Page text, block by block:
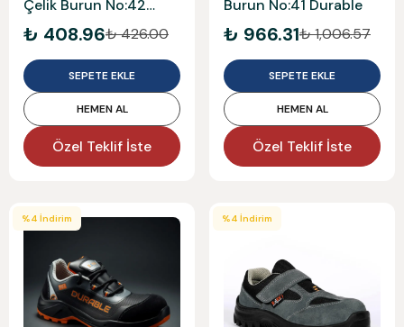
Çelik Burun No:42
1453
₺ 408.96₺ 426.00
SEPETE EKLE
HEMEN AL
Özel Teklif İste
Burun No:41 Durable
₺ 966.31₺ 1,006.57
SEPETE EKLE
HEMEN AL
Özel Teklif İste
%4 İndirim %4 İndirim